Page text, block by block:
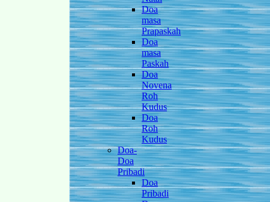
Doa
masa
Prapaskah
Doa
masa
Paskah
Doa
Novena
Roh
Kudus
Doa
Roh
Kudus
Doa-
Doa
Pribadi
Doa
Pribadi